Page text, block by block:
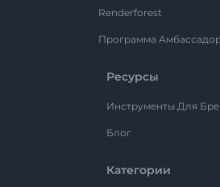
Renderforest
Программа
Ресурсы
Инструменты Для
Блог
Категории